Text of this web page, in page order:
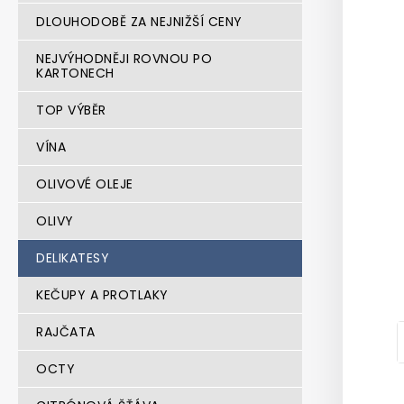
e
DLOUHODOBĚ ZA NEJNIŽŠÍ CENY
NEJVÝHODNĚJI ROVNOU PO
KARTONECH
TOP VÝBĚR
VÍNA
OLIVOVÉ OLEJE
OLIVY
DELIKATESY
KEČUPY A PROTLAKY
RAJČATA
OCTY